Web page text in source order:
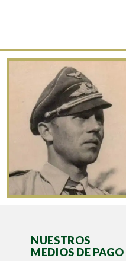
NUESTROS
MEDIOS DE PAGO